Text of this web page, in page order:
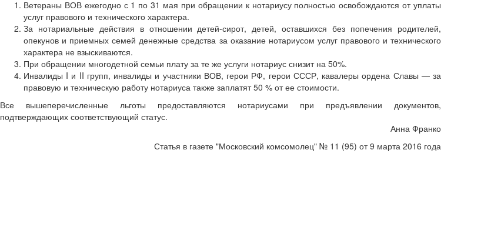
Ветераны ВОВ ежегодно с 1 по 31 мая при обращении к нотариусу полностью освобождаются от уплаты
услуг правового и технического характера.
За нотариальные действия в отношении детей-сирот, детей, оставшихся без попечения родителей,
опекунов и приемных семей денежные средства за оказание нотариусом услуг правового и технического
характера не взыскиваются.
При обращении многодетной семьи плату за те же услуги нотариус снизит на 50%.
Инвалиды I и II групп, инвалиды и участники ВОВ, герои РФ, герои СССР, кавалеры ордена Славы — за
правовую и техническую работу нотариуса также заплатят 50 % от ее стоимости.
Все вышеперечисленные льготы предоставляются нотариусами при предъявлении документов,
подтверждающих соответствующий статус.
Анна Франко
Статья в газете "Московский комсомолец" № 11 (95) от 9 марта 2016 года